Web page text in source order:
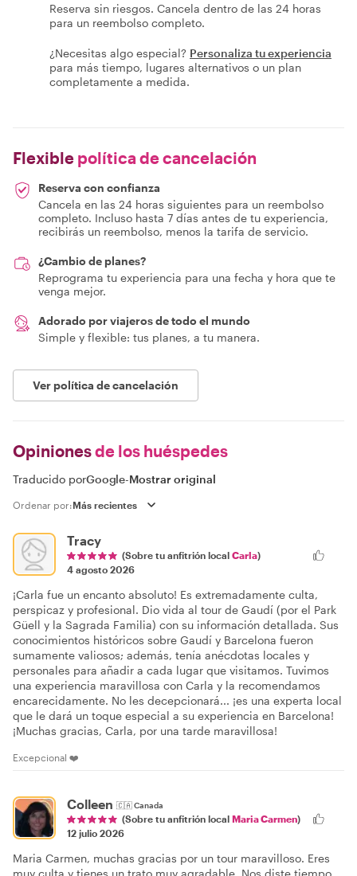
Reserva sin riesgos. Cancela dentro de las 24 horas
para un reembolso completo.
¿Necesitas algo especial? Personaliza tu experiencia
para más tiempo, lugares alternativos o un plan
completamente a medida.
Flexible política de cancelación
Reserva con confianza
Cancela en las 24 horas siguientes para un reembolso
completo. Incluso hasta 7 días antes de tu experiencia,
recibirás un reembolso, menos la tarifa de servicio.
¿Cambio de planes?
Reprograma tu experiencia para una fecha y hora que te
venga mejor.
Adorado por viajeros de todo el mundo
Simple y flexible: tus planes, a tu manera.
Ver política de cancelación
Opinionesde los huéspedes
Traducido porGoogle-Mostrar original
Ordenar por:
Tracy
(Sobre tu anfitrión local Carla)
4 agosto 2026
¡Carla fue un encanto absoluto! Es extremadamente culta,
perspicaz y profesional. Dio vida al tour de Gaudí (por el Park
Güell y la Sagrada Familia) con su información detallada. Sus
conocimientos históricos sobre Gaudí y Barcelona fueron
sumamente valiosos; además, tenía anécdotas locales y
personales para añadir a cada lugar que visitamos. Tuvimos
una experiencia maravillosa con Carla y la recomendamos
encarecidamente. No les decepcionará... ¡es una experta local
que le dará un toque especial a su experiencia en Barcelona!
¡Muchas gracias, Carla, por una tarde maravillosa!
Excepcional ❤️
Colleen 🇨🇦Canada
(Sobre tu anfitrión local Maria Carmen)
12 julio 2026
Maria Carmen, muchas gracias por un tour maravilloso. Eres